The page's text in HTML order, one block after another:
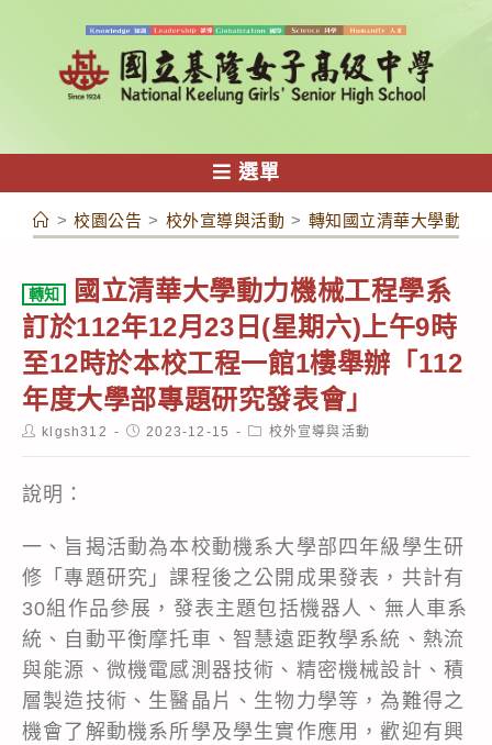
容
選單
> 校園公告 > 校外宣導與活動 > 轉知國立清華大學動力
轉知
國立清華大學動力機械工程學系
訂於112年12月23日(星期六)上午9時
至12時於本校工程一館1樓舉辦「112
年度大學部專題研究發表會」
Postklgsh312
Post2023-12-15
Post校外宣導與活動
說明：
一、旨揭活動為本校動機系大學部四年級學生研
修「專題研究」課程後之公開成果發表，共計有
30組作品參展，發表主題包括機器人、無人車系
統、自動平衡摩托車、智慧遠距教學系統、熱流
與能源、微機電感測器技術、精密機械設計、積
層製造技術、生醫晶片、生物力學等，為難得之
機會了解動機系所學及學生實作應用，歡迎有興